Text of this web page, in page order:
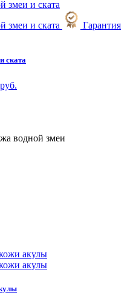
Гарантия
ската
водной змеи